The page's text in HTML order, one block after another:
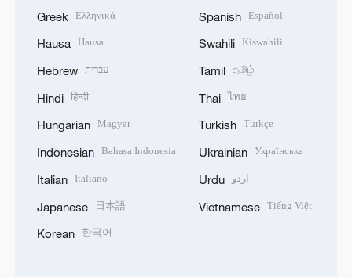
Greek Ελληνικά
Hausa Hausa
Hebrew עברית
Hindi हिन्दी
Hungarian Magyar
Indonesian Bahasa Indonesia
Italian Italiano
Japanese 日本語
Korean 한국어
Spanish Español
Swahili Kiswahili
Tamil தமிழ்
Thai ไทย
Turkish Türkçe
Ukrainian Українська
Urdu اردو
Vietnamese Tiếng Việt